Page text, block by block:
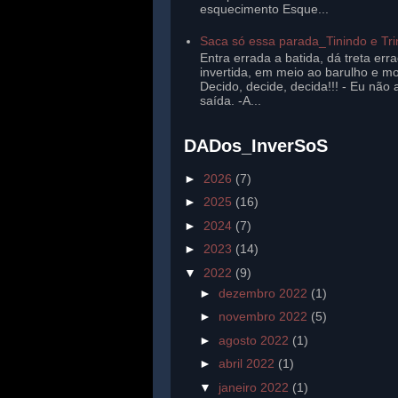
esquecimento Esque...
Saca só essa parada_Tinindo e
Entra errada a batida, dá treta
invertida, em meio ao barulho e
Decido, decide, decida!!! - Eu não
saída. -A...
DADos_InverSoS
► 2026 (7)
► 2025 (16)
► 2024 (7)
► 2023 (14)
▼ 2022 (9)
► dezembro 2022 (1)
► novembro 2022 (5)
► agosto 2022 (1)
► abril 2022 (1)
▼ janeiro 2022 (1)